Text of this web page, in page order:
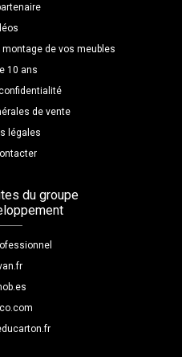
de vos meubles
10 ans
de vente
légales
du groupe